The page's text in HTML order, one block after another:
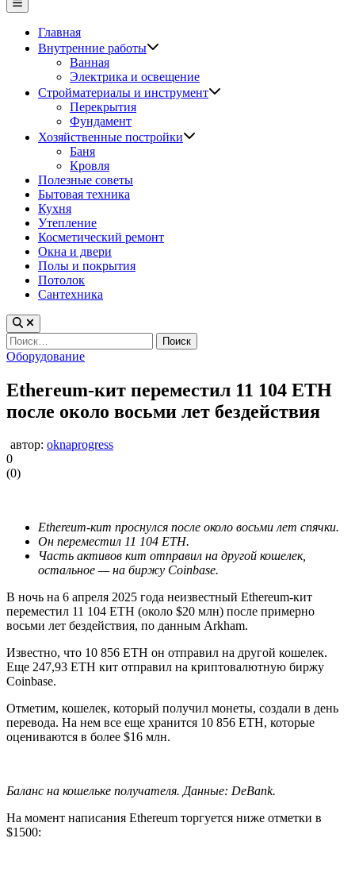
Главное
меню
Главная
Внутренние работы
Ванная
Электрика и освещение
Стройматериалы и инструмент
Перекрытия
Фундамент
Хозяйственные постройки
Баня
Кровля
Полезные советы
Бытовая техника
Кухня
Утепление
Косметический ремонт
Окна и двери
Полы и покрытия
Потолок
Сантехника
Найти:
Опубликовано
Оборудование
Ethereum-кит переместил 11 104 ETH
после около восьми лет бездействия
автор: oknaprogress
0
(0)
Ethereum-кит проснулся после около восьми лет спячки.
Он переместил 11 104 ETH.
Часть активов кит отправил на другой кошелек,
остальное — на биржу Coinbase.
В ночь на 6 апреля 2025 года неизвестный Ethereum-кит
переместил 11 104 ETH (около $20 млн) после примерно
восьми лет бездействия, по данным Arkham.
Известно, что 10 856 ETH он отправил на другой кошелек.
Еще 247,93 ETH кит отправил на криптовалютную биржу
Coinbase.
Отметим, кошелек, который получил монеты, создали в день
перевода. На нем все еще хранится 10 856 ETH, которые
оцениваются в более $16 млн.
Баланс на кошельке получателя. Данные: DeBank.
На момент написания Ethereum торгуется ниже отметки в
$1500: